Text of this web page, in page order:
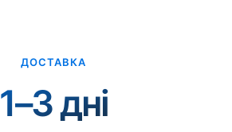
ДОСТАВКА
1–3 дні